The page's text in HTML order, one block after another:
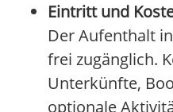
Eintritt und
Der Aufenthalt
frei zugänglich.
Unterkünfte,
optionale